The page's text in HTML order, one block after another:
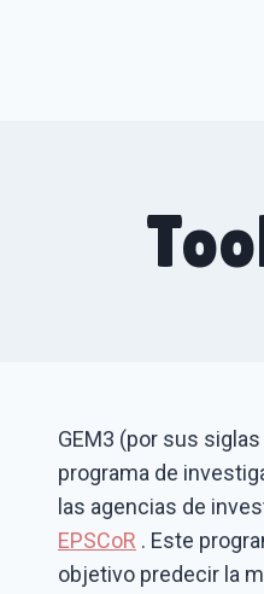
GEM3 (por sus
programa de
las agencias de
EPSCoR . Este
objetivo predecir la